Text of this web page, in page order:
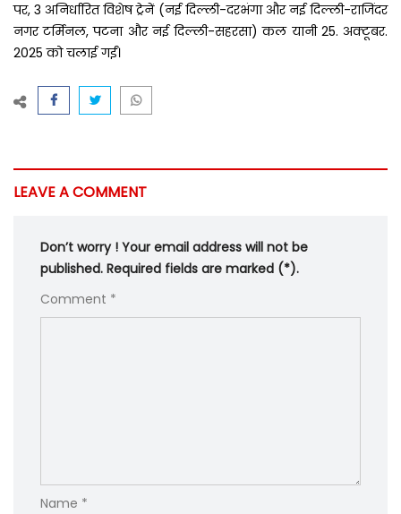
पर, 3 अनिर्धारित विशेष ट्रेनें (नई दिल्ली-दरभंगा और नई दिल्ली-राजिंदर
नगर टर्मिनल, पटना और नई दिल्ली-सहरसा) कल यानी 25. अक्टूबर.
2025 को चलाई गईं।
LEAVE A COMMENT
Don’t worry ! Your email address will not be
published. Required fields are marked (*).
Comment *
Name *